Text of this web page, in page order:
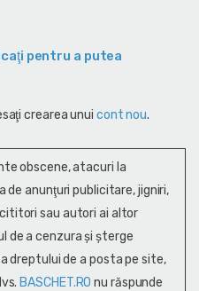
pentru a putea
crearea unui cont nou.
obscene, atacuri la
de anunţuri publicitare, jigniri,
sau autori ai altor
de a cenzura și şterge
dreptului de a posta pe site,
BASCHET.RO nu răspunde